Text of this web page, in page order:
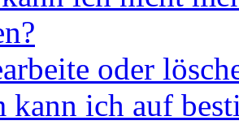
oder
kann ich auf